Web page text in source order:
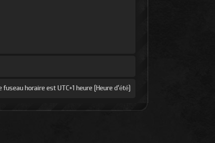
fuseau horaire est UTC+1 heure [Heure d’été]